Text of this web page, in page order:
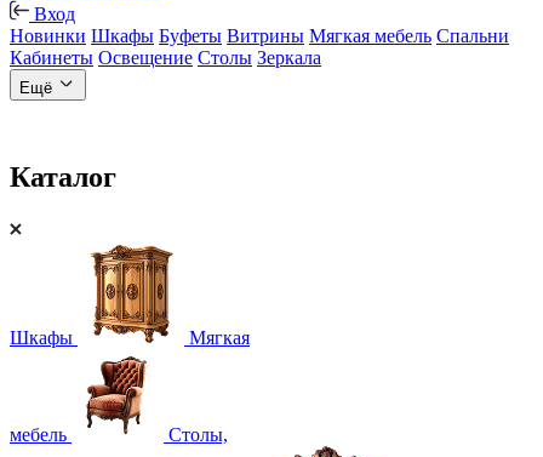
Вход
Новинки Шкафы Буфеты Витрины Мягкая мебель Спальни
Кабинеты Освещение Столы Зеркала
Ещё
Каталог
Шкафы Мягкая
мебель Столы,